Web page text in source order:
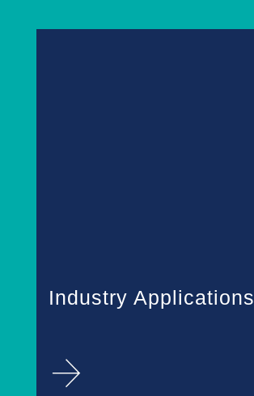
Industry Applications